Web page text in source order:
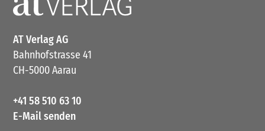
AT Verlag AG
Bahnhofstrasse 41
CH-5000 Aarau
+41 58 510 63 10
E-Mail senden